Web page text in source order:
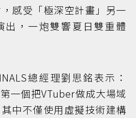
感受「極深空計畫」另一
出，一炮雙響夏日雙重體
總經理劉思銘表示：
第一個把VTuber做成大場域
中不僅使用虛擬技術建構